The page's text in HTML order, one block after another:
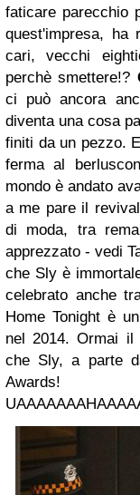
faticare parecchio
quest'impresa, ha
cari, vecchi
perchè smettere!?
ci può ancora
diventa una cosa
finiti da un pezzo.
ferma al
mondo è andato
a me pare il
di moda, tra
apprezzato - vedi
che Sly è
celebrato anche
Home Tonight è
nel 2014. Ormai
che Sly, a parte
Awards!